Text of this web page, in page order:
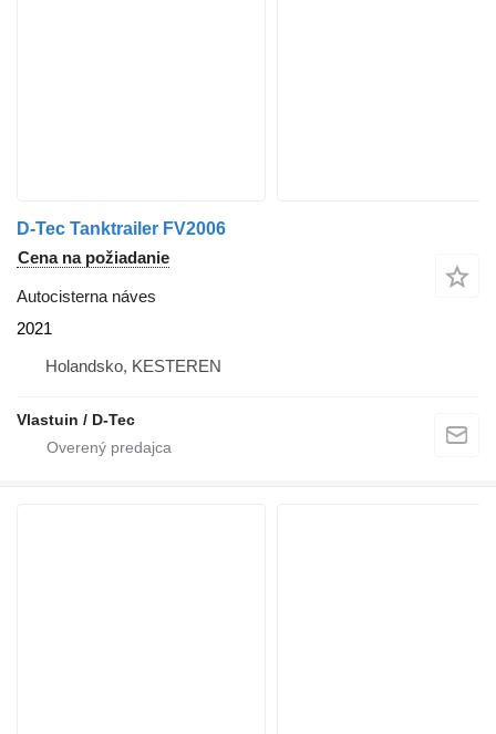
D-Tec Tanktrailer FV2006
Cena na požiadanie
Autocisterna náves
2021
Holandsko, KESTEREN
Vlastuin / D-Tec